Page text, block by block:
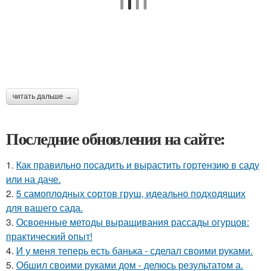
читать дальше →
Последние обновления на сайте:
1. Как правильно посадить и вырастить гортензию в саду
или на даче.
2. 5 самоплодных сортов груш, идеально подходящих
для вашего сада.
3. Освоенные методы выращивания рассады огурцов:
практический опыт!
4. И у меня теперь есть банька - сделал своими руками.
5. Обшил своими руками дом - делюсь результатом а.